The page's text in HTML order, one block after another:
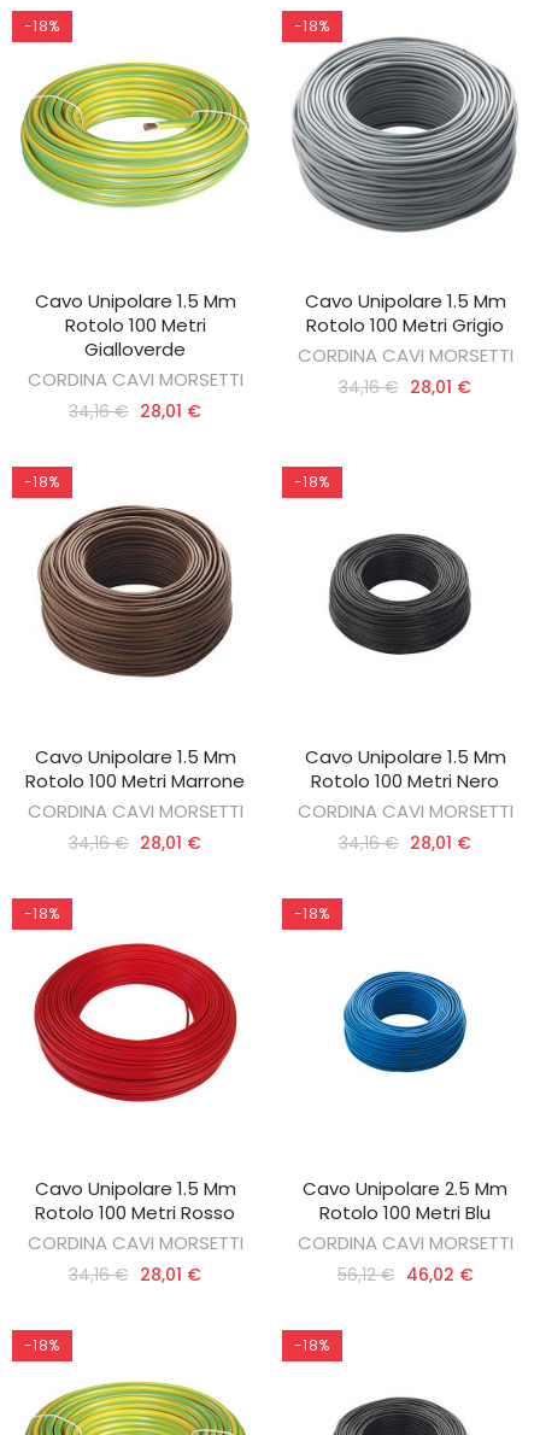
-18%
AGGIUNGI AL CARRELLO
Cavo Unipolare 1.5 Mm
Rotolo 100 Metri
Gialloverde
CORDINA CAVI MORSETTI
34,16 € 28,01 €
-18%
AGGIUNGI AL CARRELLO
Cavo Unipolare 1.5 Mm
Rotolo 100 Metri Grigio
CORDINA CAVI MORSETTI
34,16 € 28,01 €
-18%
AGGIUNGI AL CARRELLO
Cavo Unipolare 1.5 Mm
Rotolo 100 Metri Marrone
CORDINA CAVI MORSETTI
34,16 € 28,01 €
-18%
AGGIUNGI AL CARRELLO
Cavo Unipolare 1.5 Mm
Rotolo 100 Metri Nero
CORDINA CAVI MORSETTI
34,16 € 28,01 €
-18%
AGGIUNGI AL CARRELLO
Cavo Unipolare 1.5 Mm
Rotolo 100 Metri Rosso
CORDINA CAVI MORSETTI
34,16 € 28,01 €
-18%
AGGIUNGI AL CARRELLO
Cavo Unipolare 2.5 Mm
Rotolo 100 Metri Blu
CORDINA CAVI MORSETTI
56,12 € 46,02 €
-18% -18%